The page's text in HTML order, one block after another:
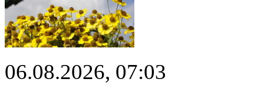
06.08.2026, 07:03